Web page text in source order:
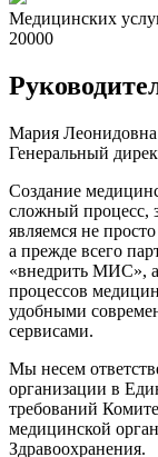
Медицинских
20000
Мария
Генеральный
Создание
сложный процесс,
являемся не
а прежде всего
«внедрить МИС», а
процессов
удобными
сервисами.
Мы несем
организации в
требований
медицинской
Здравоохранения.